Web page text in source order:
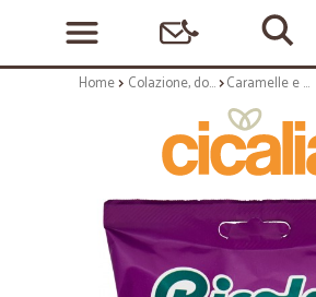
Home Colazione, dolciumi e snack Caramelle e chewing gum